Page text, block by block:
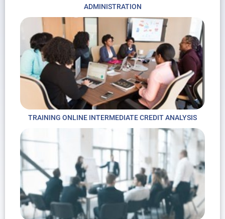
ADMINISTRATION
TRAINING ONLINE INTERMEDIATE CREDIT ANALYSIS